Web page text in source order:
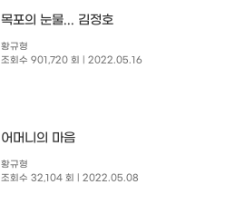
목포의 눈물... 김정호
황규형
조회수 901,720 회
| 2022.05.16
어머니의 마음
황규형
조회수 32,104 회
| 2022.05.08